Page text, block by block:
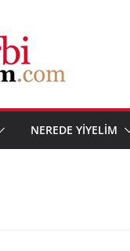
NEREDE YİYELİM